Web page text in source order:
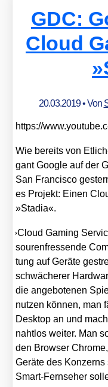
GDC:
Cloud
20.03.2019• Von
https://​
Wie bereits von
gant Goog­le auf der
San Fran­cis­co
es Pro­jekt: Einen
»Sta­dia«.
»Cloud Gam­ing
sou­ren­fres­sen­de
tung auf Gerä­te
schwä­che­rer
die ange­bo­te­nen
nut­zen kön­nen, man
Desk­top an und
naht­los wei­ter. Man
den Brow­ser
Gerä­te des
Smart-Fern­se­her